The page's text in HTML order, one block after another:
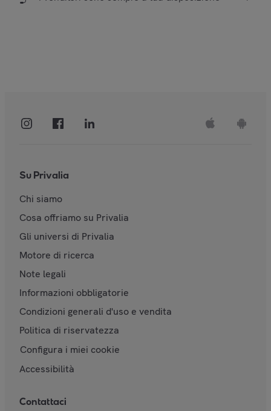
Su Privalia
Chi siamo
Cosa offriamo su Privalia
Gli universi di Privalia
Motore di ricerca
Note legali
Informazioni obbligatorie
Condizioni generali d'uso e vendita
Politica di riservatezza
Configura i miei cookie
Accessibilità
Contattaci